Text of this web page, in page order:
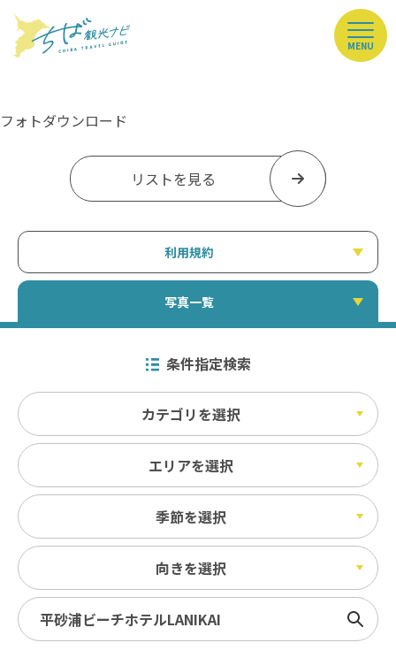
MENU
フォトダウンロード
リストを見る
利用規約
写真一覧
条件指定検索
カテゴリを選択
エリアを選択
季節を選択
向きを選択
検索